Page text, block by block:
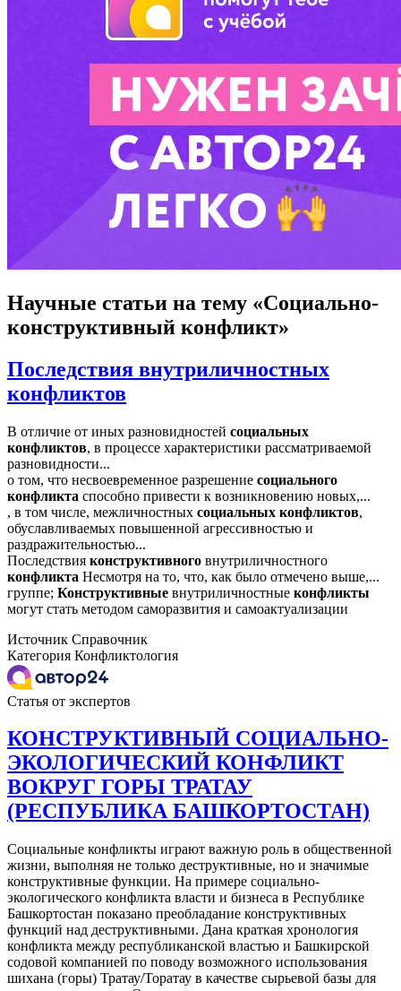
Научные статьи на тему «Социально-
конструктивный конфликт»
Последствия внутриличностных
конфликтов
В отличие от иных разновидностей социальных
конфликтов, в процессе характеристики рассматриваемой
разновидности...
о том, что несвоевременное разрешение социального
конфликта способно привести к возникновению новых,...
, в том числе, межличностных социальных конфликтов,
обуславливаемых повышенной агрессивностью и
раздражительностью...
Последствия конструктивного внутриличностного
конфликта Несмотря на то, что, как было отмечено выше,...
группе; Конструктивные внутриличностные конфликты
могут стать методом саморазвития и самоактуализации
Источник Справочник
Категория Конфликтология
Статья от экспертов
КОНСТРУКТИВНЫЙ СОЦИАЛЬНО-
ЭКОЛОГИЧЕСКИЙ КОНФЛИКТ
ВОКРУГ ГОРЫ ТРАТАУ
(РЕСПУБЛИКА БАШКОРТОСТАН)
Социальные конфликты играют важную роль в общественной
жизни, выполняя не только деструктивные, но и значимые
конструктивные функции. На примере социально-
экологического конфликта власти и бизнеса в Республике
Башкортостан показано преобладание конструктивных
функций над деструктивными. Дана краткая хронология
конфликта между республиканской властью и Башкирской
содовой компанией по поводу возможного использования
шихана (горы) Тратау/Торатау в качестве сырьевой базы для